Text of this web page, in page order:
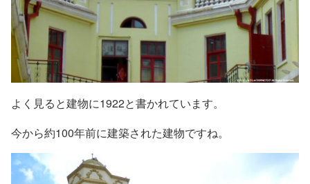
よく見ると建物に1922と書かれています。
今から約100年前に建築された建物ですね。